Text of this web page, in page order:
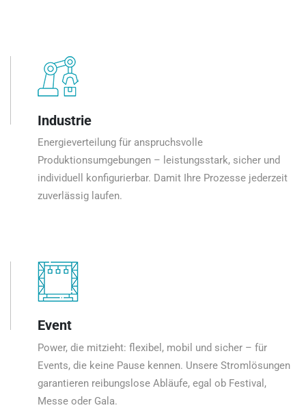
Industrie
Energieverteilung für anspruchsvolle
Produktionsumgebungen – leistungsstark, sicher und
individuell konfigurierbar. Damit Ihre Prozesse jederzeit
zuverlässig laufen.
Event
Power, die mitzieht: flexibel, mobil und sicher – für
Events, die keine Pause kennen. Unsere Stromlösungen
garantieren reibungslose Abläufe, egal ob Festival,
Messe oder Gala.